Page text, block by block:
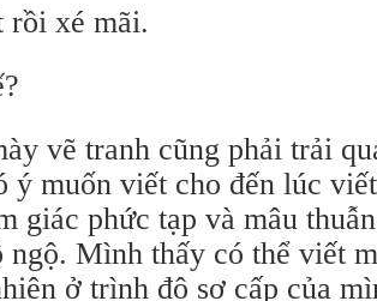
rồi xé mãi.
vẽ tranh cũng phải trải
ý muốn viết cho đến lúc
giác phức tạp và mâu
ngộ. Mình thấy có thể viết
ở trình độ sơ cấp của